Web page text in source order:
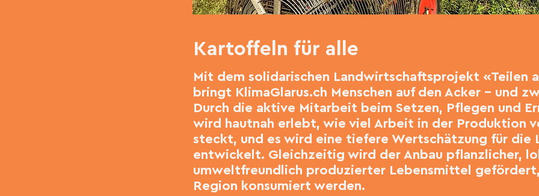
Kartoffeln für alle
Mit dem solidarischen Landwirtschaftsprojekt «Teilen
bringt KlimaGlarus.ch Menschen auf den Acker – und
Durch die aktive Mitarbeit beim Setzen, Pflegen und
wird hautnah erlebt, wie viel Arbeit in der Produktion
steckt, und es wird eine tiefere Wertschätzung für die
entwickelt. Gleichzeitig wird der Anbau pflanzlicher,
umweltfreundlich produzierter Lebensmittel
Region konsumiert werden.